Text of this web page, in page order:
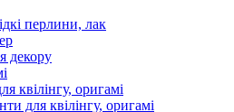
перлини, лак
декору
квілінгу, оригамі
для квілінгу, оригамі